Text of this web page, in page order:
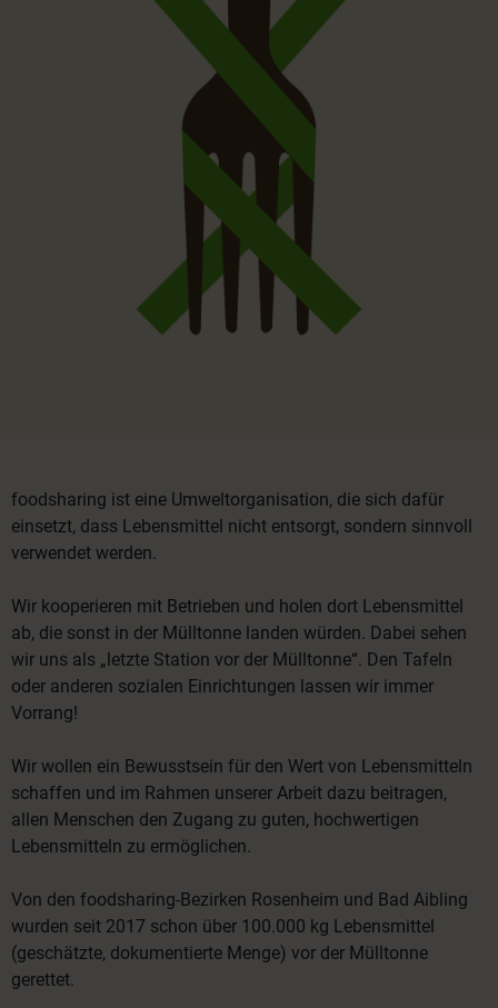
foodsharing ist eine Umweltorganisation, die sich dafür
einsetzt, dass Lebensmittel nicht entsorgt, sondern sinnvoll
verwendet werden.
Wir kooperieren mit Betrieben und holen dort Lebensmittel
ab, die sonst in der Mülltonne landen würden. Dabei sehen
wir uns als „letzte Station vor der Mülltonne“. Den Tafeln
oder anderen sozialen Einrichtungen lassen wir immer
Vorrang!
Wir wollen ein Bewusstsein für den Wert von Lebensmitteln
schaffen und im Rahmen unserer Arbeit dazu beitragen,
allen Menschen den Zugang zu guten, hochwertigen
Lebensmitteln zu ermöglichen.
Von den foodsharing-Bezirken Rosenheim und Bad Aibling
wurden seit 2017 schon über 100.000 kg Lebensmittel
(geschätzte, dokumentierte Menge) vor der Mülltonne
gerettet.